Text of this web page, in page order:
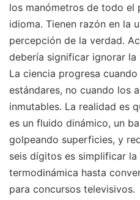
los manómetros de todo el
idioma. Tienen razón en la
percepción de la verdad.
debería significar ignorar
La ciencia progresa
estándares, no cuando los
inmutables. La realidad es
es un fluido dinámico, un
golpeando superficies, y
seis dígitos es simplificar
termodinámica hasta
para concursos televisivos.